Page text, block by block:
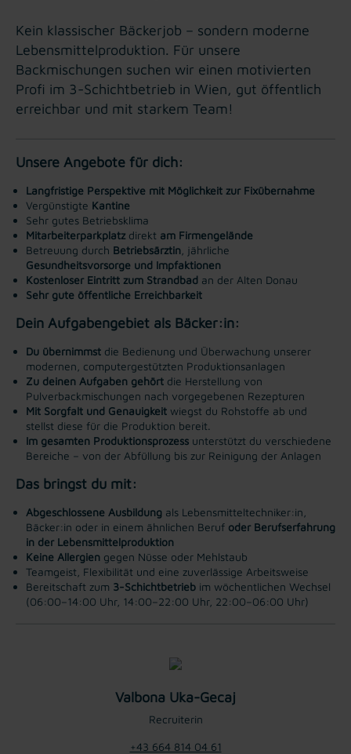
Kein klassischer Bäckerjob – sondern moderne
Lebensmittelproduktion. Für unsere
Backmischungen suchen wir einen motivierten
Profi im 3-Schichtbetrieb in Wien, gut öffentlich
erreichbar und mit starkem Team!
Unsere Angebote für dich:
Langfristige Perspektive mit Möglichkeit zur Fixübernahme
Vergünstigte Kantine
Sehr gutes Betriebsklima
Mitarbeiterparkplatz direkt am Firmengelände
Betreuung durch Betriebsärztin , jährliche
Gesundheitsvorsorge und Impfaktionen
Kostenloser Eintritt zum Strandbad an der Alten Donau
Sehr gute öffentliche Erreichbarkeit
Dein Aufgabengebiet als Bäcker:in:
Du übernimmst die Bedienung und Überwachung unserer
modernen, computergestützten Produktionsanlagen
Zu deinen Aufgaben gehört die Herstellung von
Pulverbackmischungen nach vorgegebenen Rezepturen
Mit Sorgfalt und Genauigkeit wiegst du Rohstoffe ab und
stellst diese für die Produktion bereit.
Im gesamten Produktionsprozess unterstützt du verschiedene
Bereiche – von der Abfüllung bis zur Reinigung der Anlagen
Das bringst du mit:
Abgeschlossene Ausbildung als Lebensmitteltechniker:in,
Bäcker:in oder in einem ähnlichen Beruf oder Berufserfahrung
in der Lebensmittelproduktion
Keine Allergien gegen Nüsse oder Mehlstaub
Teamgeist, Flexibilität und eine zuverlässige Arbeitsweise
Bereitschaft zum 3-Schichtbetrieb im wöchentlichen Wechsel
(06:00–14:00 Uhr, 14:00–22:00 Uhr, 22:00–06:00 Uhr)
Valbona Uka-Gecaj
Recruiterin
+43 664 814 04 61